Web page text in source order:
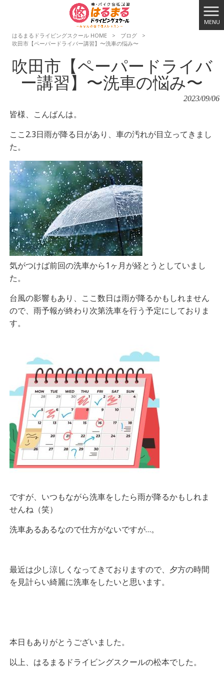
MENU
はるまるドライビングスクール HOME
> ブログ
>
吹田市【ペーパードライバー講習】〜洗車の悩み〜
吹田市【ペーパードライバ
ー講習】〜洗車の悩み〜
2023/09/06
皆様、こんばんは。
ここ2.3日雨が降る日があり、車の汚れが目立ってきまし
た。
気がつけば前回の洗車から1ヶ月が経とうとしていまし
た。
台風の影響もあり、ここ数日は雨が降るかもしれません
ので、雨予報が終わり次第洗車を行う予定にしておりま
す。
ですが、いつもながら洗車をしたら雨が降るかもしれま
せんね（笑）
洗車あるあるなので仕方がないですが…。
最近は少し涼しくなってきておりますので、夕方の時間
を見計らい綺麗に洗車をしたいと思います。
本日もありがとうございました。
以上、はるまるドライビングスクールの松本でした。